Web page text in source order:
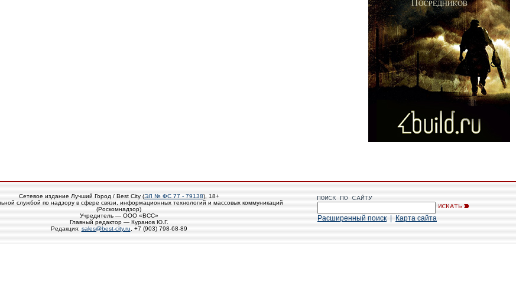
Сетевое издание Лучший Город / Best City (ЭЛ № ФС 77 - 79138), 18+
службой по надзору в сфере связи, информационных технологий и массовых коммуникаций
(Роскомнадзор)
Учредитель — ООО «ВСС»
Главный редактор — Куранов Ю.Г.
Редакция: sales@best-city.ru , +7 (903) 798-68-89
Расширенный поиск Карта сайта